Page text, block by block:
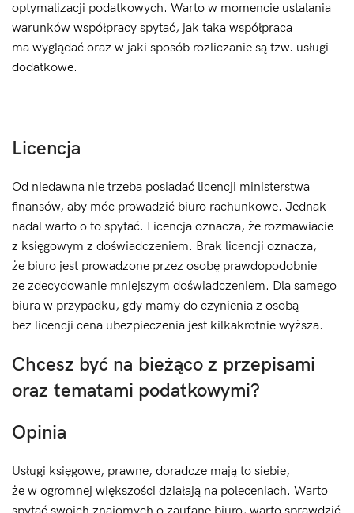
optymalizacji podatkowych. Warto w momencie ustalania
warunków współpracy spytać, jak taka współpraca
ma wyglądać oraz w jaki sposób rozliczanie są tzw. usługi
dodatkowe.
Licencja
Od niedawna nie trzeba posiadać licencji ministerstwa
finansów, aby móc prowadzić biuro rachunkowe. Jednak
nadal warto o to spytać. Licencja oznacza, że rozmawiacie
z księgowym z doświadczeniem. Brak licencji oznacza,
że biuro jest prowadzone przez osobę prawdopodobnie
ze zdecydowanie mniejszym doświadczeniem. Dla samego
biura w przypadku, gdy mamy do czynienia z osobą
bez licencji cena ubezpieczenia jest kilkakrotnie wyższa.
Chcesz być na bieżąco z przepisami
oraz tematami podatkowymi?
Opinia
Usługi księgowe, prawne, doradcze mają to siebie,
że w ogromnej większości działają na poleceniach. Warto